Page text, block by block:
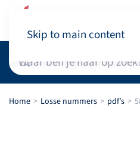
Skip to main content
Home Losse nummers pdf’s